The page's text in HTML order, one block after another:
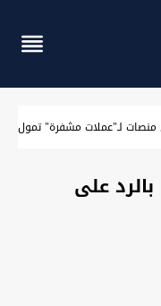
لـ"عملات مشفرة" تمول
على